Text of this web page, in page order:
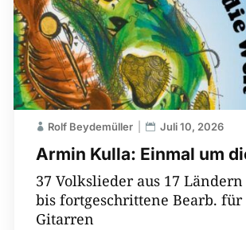
Armin Kulla: Einmal um
Rolf Beydemüller Juli 10, 2026
37 Volkslieder aus 17
bis fortgeschrittene Bearb.
Gitarren